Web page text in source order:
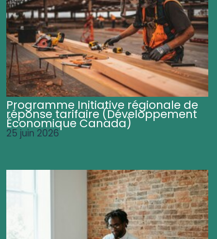
Programme Initiative régionale de
réponse tarifaire (Développement
Économique Canada)
25 juin 2026